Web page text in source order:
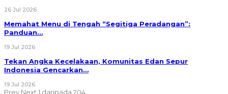
26 Jul 2026
Memahat Menu di Tengah “Segitiga Peradangan”:
Panduan…
19 Jul 2026
Tekan Angka Kecelakaan, Komunitas Edan Sepur
Indonesia Gencarkan…
19 Jul 2026
Prev Next 1 daripada 204